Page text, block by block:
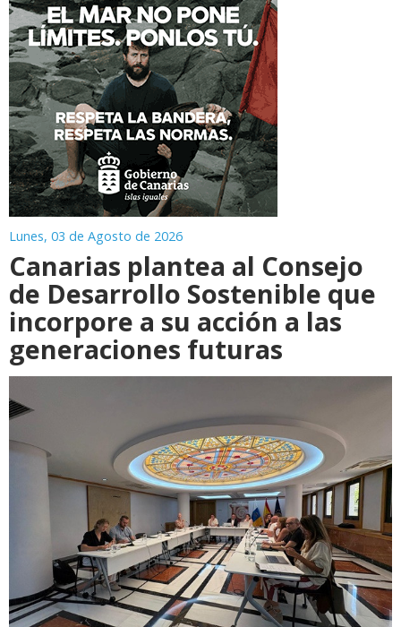
Lunes, 03 de Agosto de 2026
Canarias plantea al Consejo
de Desarrollo Sostenible que
incorpore a su acción a las
generaciones futuras